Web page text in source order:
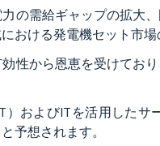
の需給ギャップの拡大
おける発電機セット市場
性から恩恵を受けてお
およびITを活用した
予想されます。